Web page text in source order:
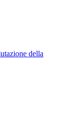
della